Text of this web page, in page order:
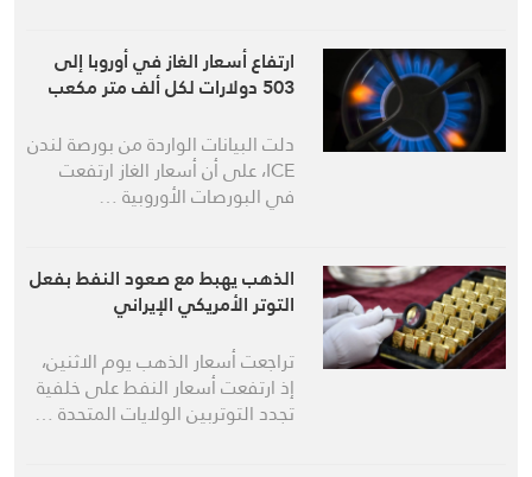
ارتفاع أسعار الغاز في أوروبا إلى
503 دولارات لكل ألف متر مكعب
دلت البيانات الواردة من بورصة لندن
ICE، على أن أسعار الغاز ارتفعت
في البورصات الأوروبية …
الذهب يهبط مع صعود النفط بفعل
التوتر الأمريكي الإيراني
تراجعت أسعار الذهب يوم الاثنين،
إذ ارتفعت أسعار النفط على خلفية
تجدد التوتربين الولايات المتحدة …